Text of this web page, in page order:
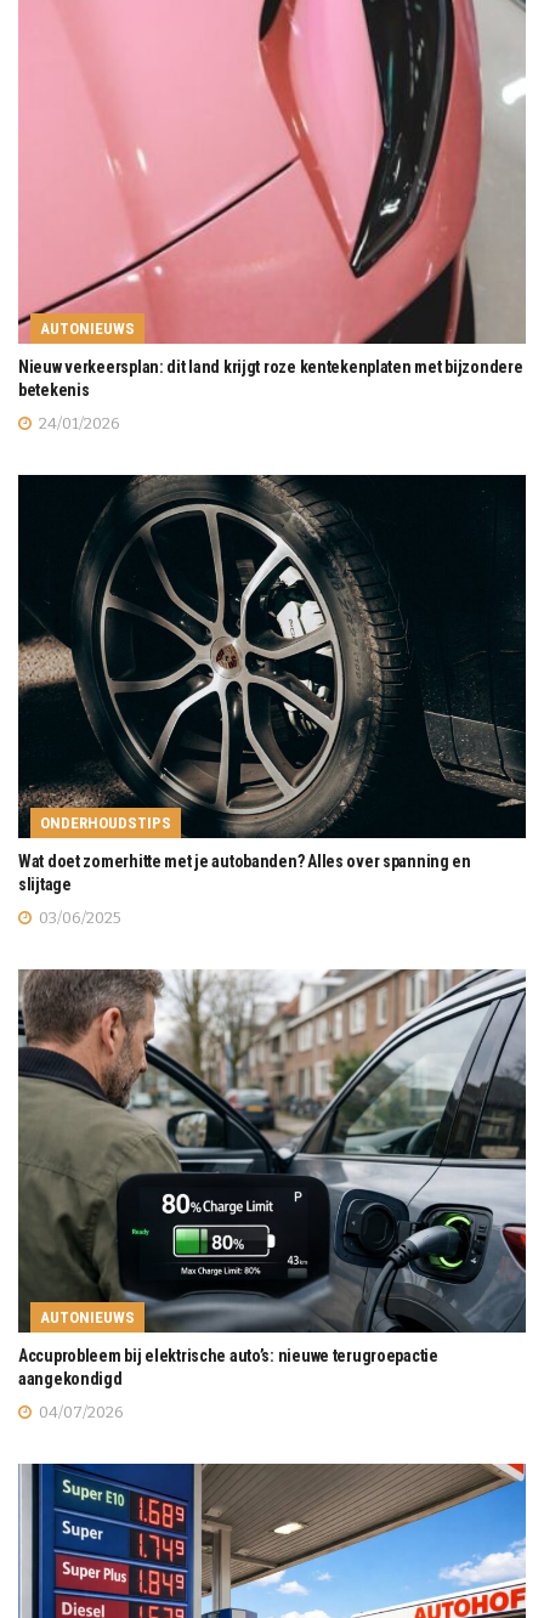
AUTONIEUWS
Nieuw verkeersplan: dit land krijgt roze kentekenplaten met bijzondere
betekenis
24/01/2026
ONDERHOUDSTIPS
Wat doet zomerhitte met je autobanden? Alles over spanning en
slijtage
03/06/2025
AUTONIEUWS
Accuprobleem bij elektrische auto’s: nieuwe terugroepactie
aangekondigd
04/07/2026